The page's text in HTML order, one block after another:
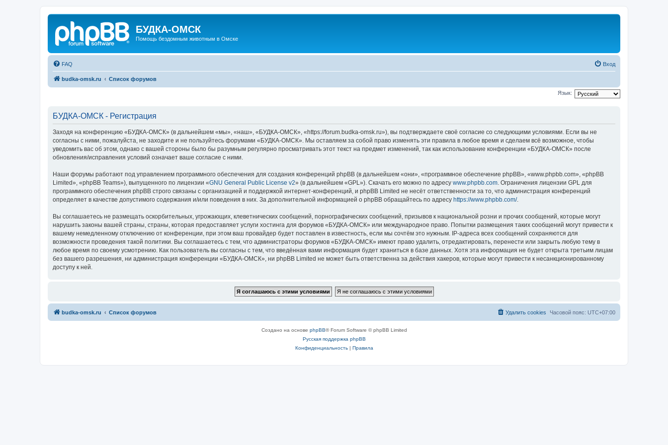
БУДКА-ОМСК
Помощь бездомным животным в Омске
FAQ Вход
budka-omsk.ru Список форумов
Язык:
БУДКА-ОМСК - Регистрация
Заходя на конференцию «БУДКА-ОМСК» (в дальнейшем «мы», «наш», «БУДКА-ОМСК», «https://forum.budka-omsk.ru»), вы подтверждаете своё согласие со следующими условиями. Если вы не
согласны с ними, пожалуйста, не заходите и не пользуйтесь форумами «БУДКА-ОМСК». Мы оставляем за собой право изменять эти правила в любое время и сделаем всё возможное, чтобы
уведомить вас об этом, однако с вашей стороны было бы разумным регулярно просматривать этот текст на предмет изменений, так как использование конференции «БУДКА-ОМСК» после
обновления/исправления условий означает ваше согласие с ними.
Наши форумы работают под управлением программного обеспечения для создания конференций phpBB (в дальнейшем «они», «программное обеспечение phpBB», «www.phpbb.com», «phpBB
Limited», «phpBB Teams»), выпущенного по лицензии «GNU General Public License v2» (в дальнейшем «GPL»). Скачать его можно по адресу www.phpbb.com. Ограничения лицензии GPL для
программного обеспечения phpBB строго связаны с организацией и поддержкой интернет-конференций, и phpBB Limited не несёт ответственности за то, что администрация конференций
определяет в качестве допустимого содержания и/или поведения в них. За дополнительной информацией о phpBB обращайтесь по адресу https://www.phpbb.com/.
Вы соглашаетесь не размещать оскорбительных, угрожающих, клеветнических сообщений, порнографических сообщений, призывов к национальной розни и прочих сообщений, которые могут
нарушить законы вашей страны, страны, которая предоставляет услуги хостинга для форумов «БУДКА-ОМСК» или международное право. Попытки размещения таких сообщений могут привести к
вашему немедленному отключению от конференции, при этом ваш провайдер будет поставлен в известность, если мы сочтём это нужным. IP-адреса всех сообщений сохраняются для
возможности проведения такой политики. Вы соглашаетесь с тем, что администраторы форумов «БУДКА-ОМСК» имеют право удалить, отредактировать, перенести или закрыть любую тему в
любое время по своему усмотрению. Как пользователь вы согласны с тем, что введённая вами информация будет храниться в базе данных. Хотя эта информация не будет открыта третьим лицам
без вашего разрешения, ни администрация конференции «БУДКА-ОМСК», ни phpBB Limited не может быть ответственна за действия хакеров, которые могут привести к несанкционированному
доступу к ней.
budka-omsk.ru Список форумов Часовой пояс: UTC+07:00
Удалить cookies
Создано на основе phpBB® Forum Software © phpBB Limited
Русская поддержка phpBB
Конфиденциальность| Правила